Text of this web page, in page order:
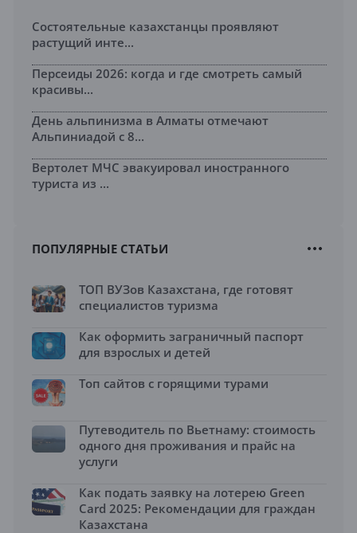
Состоятельные казахстанцы проявляют
растущий инте...
Персеиды 2026: когда и где смотреть самый
красивы...
День альпинизма в Алматы отмечают
Альпиниадой с 8...
Вертолет МЧС эвакуировал иностранного
туриста из ...
ПОПУЛЯРНЫЕ СТАТЬИ
ТОП ВУЗов Казахстана, где готовят
специалистов туризма
Как оформить заграничный паспорт
для взрослых и детей
Топ сайтов с горящими турами
Путеводитель по Вьетнаму: стоимость
одного дня проживания и прайс на
услуги
Как подать заявку на лотерею Green
Card 2025: Рекомендации для граждан
Казахстана